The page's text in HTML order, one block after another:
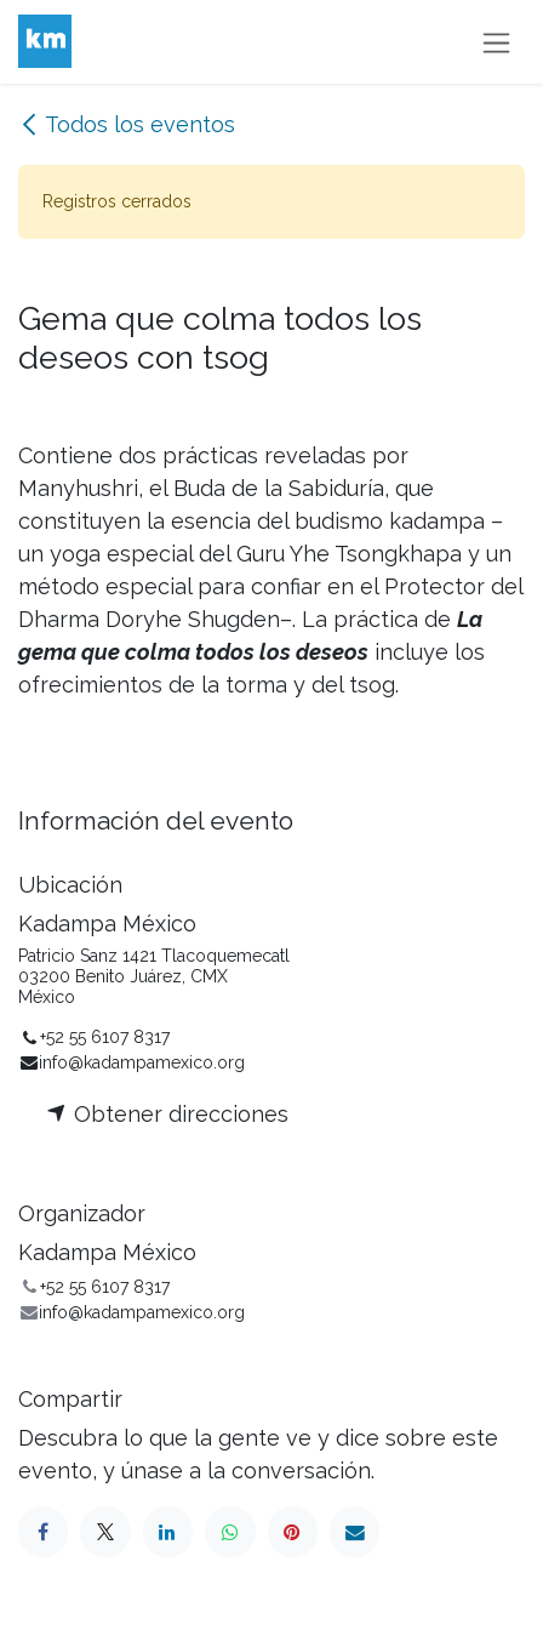
Ir al contenido
Todos los eventos
Registros cerrados
Gema que colma todos los
deseos con tsog
Contiene dos prácticas reveladas por
Manyhushri, el Buda de la Sabiduría, que
constituyen la esencia del budismo kadampa –
un yoga especial del Guru Yhe Tsongkhapa y un
método especial para confiar en el Protector del
Dharma Doryhe Shugden–. La práctica de La
gema que colma todos los deseos incluye los
ofrecimientos de la torma y del tsog.
Información del evento
Ubicación
Kadampa México
Patricio Sanz 1421 Tlacoquemecatl
03200 Benito Juárez, CMX
México
+52 55 6107 8317
info@kadampamexico.org
Obtener direcciones
Organizador
Kadampa México
+52 55 6107 8317
info@kadampamexico.org
Compartir
Descubra lo que la gente ve y dice sobre este
evento, y únase a la conversación.